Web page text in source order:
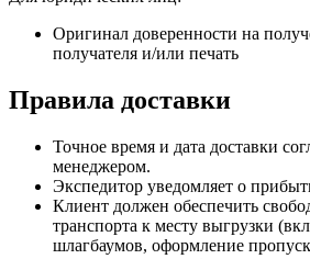
Оригинал доверенности на
получателя и/или печать
Правила доставки
Точное время и дата доставки
менеджером.
Экспедитор уведомляет о
Клиент должен обеспечить
транспорта к месту выгрузки
шлагбаумов, оформление